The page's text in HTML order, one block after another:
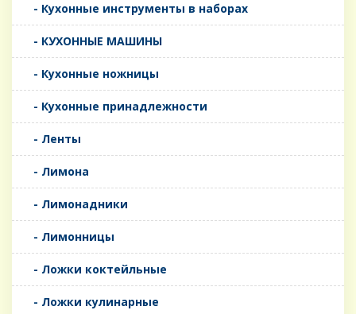
- Кухонные инструменты в наборах
- КУХОННЫЕ МАШИНЫ
- Кухонные ножницы
- Кухонные принадлежности
- Ленты
- Лимона
- Лимонадники
- Лимонницы
- Ложки коктейльные
- Ложки кулинарные